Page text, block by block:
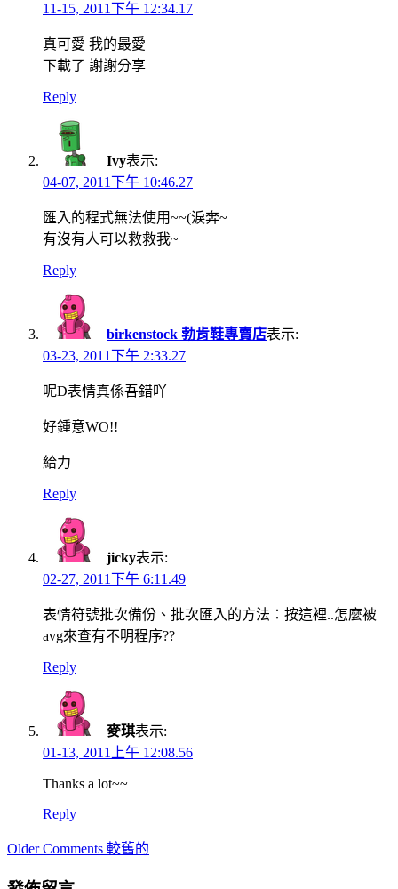
11-15, 2011下午 12:34.17
真可愛 我的最愛
下載了 謝謝分享
Reply
Ivy表示:
04-07, 2011下午 10:46.27
匯入的程式無法使用~~(淚奔~
有沒有人可以救救我~
Reply
birkenstock 勃肯鞋專賣店表示:
03-23, 2011下午 2:33.27
呢D表情真係吾錯吖
好鍾意WO!!
給力
Reply
jicky表示:
02-27, 2011下午 6:11.49
表情符號批次備份、批次匯入的方法：按這裡..怎麼被
avg來查有不明程序??
Reply
麥琪表示:
01-13, 2011上午 12:08.56
Thanks a lot~~
Reply
Comment
Older Comments 較舊的